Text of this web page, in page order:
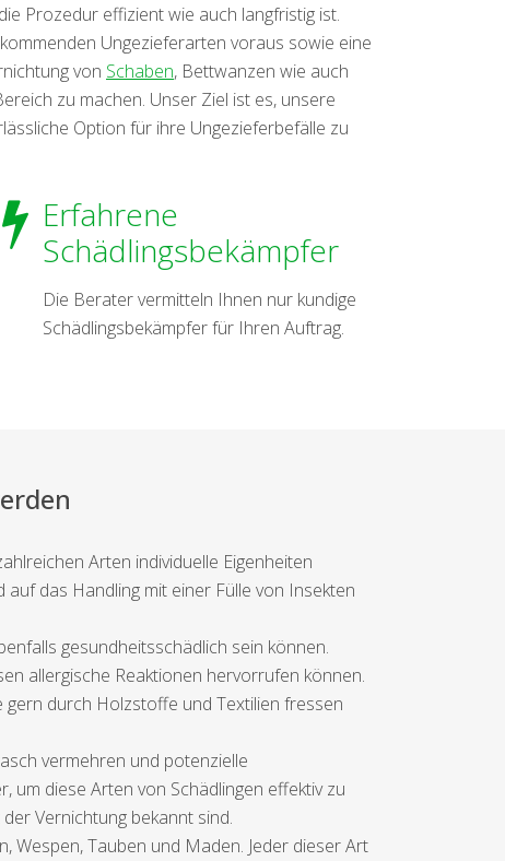
Prozedur effizient wie auch langfristig ist.
Ungezieferarten voraus sowie eine
von Schaben, Bettwanzen wie auch
zu machen. Unser Ziel ist es, unsere
Option für ihre Ungezieferbefälle zu
Erfahrene
Schädlingsbekämpfer
Die Berater vermitteln Ihnen nur kundige
Schädlingsbekämpfer für Ihren Auftrag.
Arten individuelle Eigenheiten
das Handling mit einer Fülle von Insekten
gesundheitsschädlich sein können.
allergische Reaktionen hervorrufen können.
durch Holzstoffe und Textilien fressen
vermehren und potenzielle
um diese Arten von Schädlingen effektiv zu
Vernichtung bekannt sind.
Wespen, Tauben und Maden. Jeder dieser Art